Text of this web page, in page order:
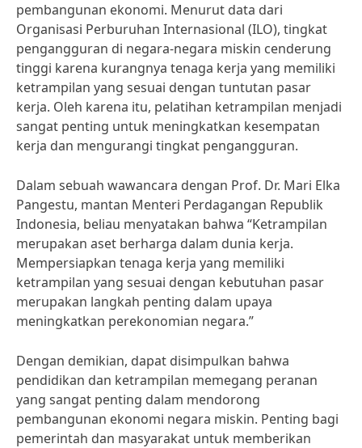
pembangunan ekonomi. Menurut data dari
Organisasi Perburuhan Internasional (ILO), tingkat
pengangguran di negara-negara miskin cenderung
tinggi karena kurangnya tenaga kerja yang memiliki
ketrampilan yang sesuai dengan tuntutan pasar
kerja. Oleh karena itu, pelatihan ketrampilan menjadi
sangat penting untuk meningkatkan kesempatan
kerja dan mengurangi tingkat pengangguran.
Dalam sebuah wawancara dengan Prof. Dr. Mari Elka
Pangestu, mantan Menteri Perdagangan Republik
Indonesia, beliau menyatakan bahwa “Ketrampilan
merupakan aset berharga dalam dunia kerja.
Mempersiapkan tenaga kerja yang memiliki
ketrampilan yang sesuai dengan kebutuhan pasar
merupakan langkah penting dalam upaya
meningkatkan perekonomian negara.”
Dengan demikian, dapat disimpulkan bahwa
pendidikan dan ketrampilan memegang peranan
yang sangat penting dalam mendorong
pembangunan ekonomi negara miskin. Penting bagi
pemerintah dan masyarakat untuk memberikan